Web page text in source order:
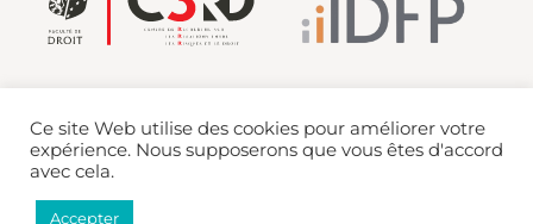
Ce site Web utilise des cookies pour améliorer votre
expérience. Nous supposerons que vous êtes d'accord
avec cela.
Accepter